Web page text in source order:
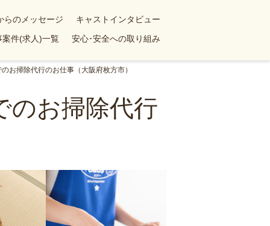
らのメッセージ
キャストインタビュー
案件(求人)一覧 安心･安全への取り組み
お掃除代行のお仕事（大阪府枚方市）
のお掃除代行